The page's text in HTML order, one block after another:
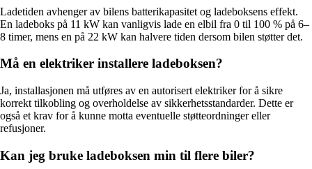
Ladetiden avhenger av bilens batterikapasitet og ladeboksens effekt.
En ladeboks på 11 kW kan vanligvis lade en elbil fra 0 til 100 % på 6–
8 timer, mens en på 22 kW kan halvere tiden dersom bilen støtter det.
Må en elektriker installere ladeboksen?
Ja, installasjonen må utføres av en autorisert elektriker for å sikre
korrekt tilkobling og overholdelse av sikkerhetsstandarder. Dette er
også et krav for å kunne motta eventuelle støtteordninger eller
refusjoner.
Kan jeg bruke ladeboksen min til flere biler?